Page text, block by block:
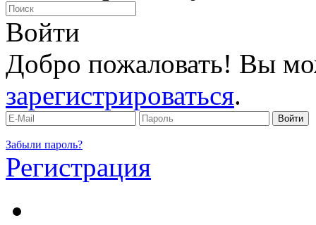
Войти
Добро пожаловать! Вы
зарегистрироваться.
Забыли пароль?
Регистрация